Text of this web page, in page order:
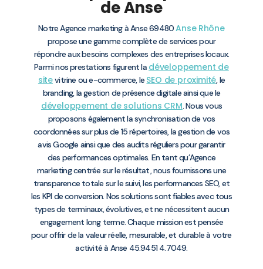
de Anse
Notre Agence marketing à Anse 69480Anse Rhône
propose une gamme complète de services pour
répondre aux besoins complexes des entreprises locaux.
Parmi nos prestations figurent la développement de
sitevitrine ou e-commerce, le SEO de proximité, le
branding, la gestion de présence digitale ainsi que le
développement de solutions CRM. Nous vous
proposons également la synchronisation de vos
coordonnées sur plus de 15 répertoires, la gestion de vos
avis Google ainsi que des audits réguliers pour garantir
des performances optimales. En tant qu’Agence
marketing centrée sur le résultat, nous fournissons une
transparence totale sur le suivi, les performances SEO, et
les KPI de conversion. Nos solutions sont fiables avec tous
types de terminaux, évolutives, et ne nécessitent aucun
engagement long terme. Chaque mission est pensée
pour offrir de la valeur réelle, mesurable, et durable à votre
activité à Anse 45.9451 4.7049.